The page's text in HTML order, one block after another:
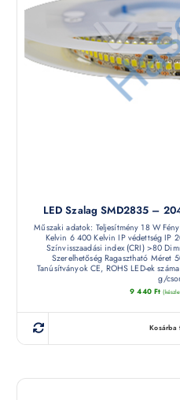
LED Szalag SMD2835 –
Műszaki adatok: Teljesítmény 18 W
Kelvin 6 400 Kelvin IP védettség IP
Színvisszaadási index (CRI) >80
Szerelhetőség Ragasztható Méret
Tanúsítványok CE, ROHS LED-ek
g/
9 440 Ft
Kosárba